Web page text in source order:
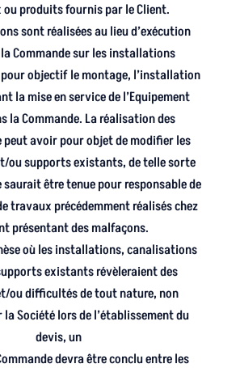
produits fournis par le Client.
sont réalisées au lieu d’exécution
Commande sur les installations
objectif le montage, l’installation
la mise en service de l’Equipement
la Commande. La réalisation des
peut avoir pour objet de modifier les
ou supports existants, de telle sorte
saurait être tenue pour responsable de
travaux précédemment réalisés chez
présentant des malfaçons.
où les installations, canalisations
existants révèleraient des
ou difficultés de tout nature, non
la Société lors de l’établissement du
devis, un
devra être conclu entre les